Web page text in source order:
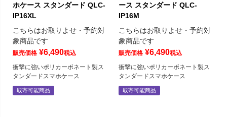
ホケース スタンダード QLC-
IP16XL
こちらはお取りよせ・予約対
象商品です
販売価格 ¥6,490税込
衝撃に強いポリカーボネート製ス
タンダードスマホケース
取寄可能商品
ース スタンダード QLC-
IP16M
こちらはお取りよせ・予約対
象商品です
販売価格 ¥6,490税込
衝撃に強いポリカーボネート製ス
タンダードスマホケース
取寄可能商品